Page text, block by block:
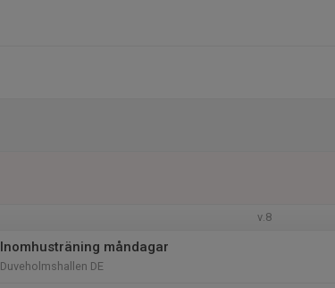
v.8
Inomhusträning måndagar
Duveholmshallen DE